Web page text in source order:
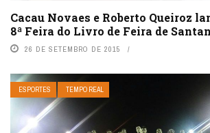
Cacau Novaes e Roberto Queiroz
8ª Feira do Livro de Feira de
26 DE SETEMBRO DE 2015
ESPORTES TEMPO REAL